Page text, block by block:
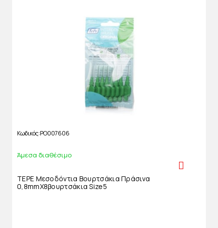
Κωδικός PO007606
Άμεσα διαθέσιμο
TEPE Μεσοδόντια Βουρτσάκια Πράσινα
0,8mmΧ8βουρτσάκια Size5